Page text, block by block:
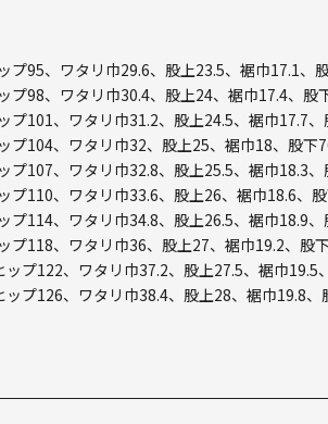
プ95、ワタリ巾29.6、股上23.5、裾巾17.1、
プ98、ワタリ巾30.4、股上24、裾巾17.4、股
プ101、ワタリ巾31.2、股上24.5、裾巾17.7、
プ104、ワタリ巾32、股上25、裾巾18、股下
プ107、ワタリ巾32.8、股上25.5、裾巾18.3、
プ110、ワタリ巾33.6、股上26、裾巾18.6、
プ114、ワタリ巾34.8、股上26.5、裾巾18.9、
プ118、ワタリ巾36、股上27、裾巾19.2、股
プ122、ワタリ巾37.2、股上27.5、裾巾19.5
プ126、ワタリ巾38.4、股上28、裾巾19.8、